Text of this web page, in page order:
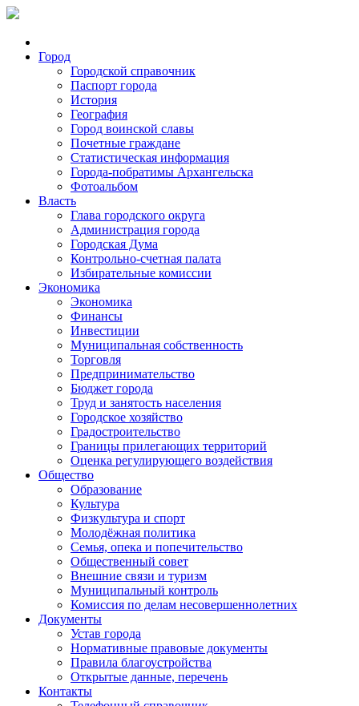
Город
Городской справочник
Паспорт города
История
География
Город воинской славы
Почетные граждане
Статистическая информация
Города-побратимы Архангельска
Фотоальбом
Власть
Глава городского округа
Администрация города
Городская Дума
Контрольно-счетная палата
Избирательные комиссии
Экономика
Экономика
Финансы
Инвестиции
Муниципальная собственность
Торговля
Предпринимательство
Бюджет города
Труд и занятость населения
Городское хозяйство
Градостроительство
Границы прилегающих территорий
Оценка регулирующего воздействия
Общество
Образование
Культура
Физкультура и спорт
Молодёжная политика
Семья, опека и попечительство
Общественный совет
Внешние связи и туризм
Муниципальный контроль
Комиссия по делам несовершеннолетних
Документы
Устав города
Нормативные правовые документы
Правила благоустройства
Открытые данные, перечень
Контакты